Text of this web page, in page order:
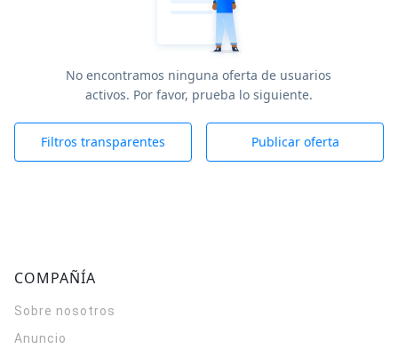
No encontramos ninguna oferta de usuarios
activos. Por favor, prueba lo siguiente.
Filtros transparentes Publicar oferta
COMPAÑÍA
Sobre nosotros
Anuncio